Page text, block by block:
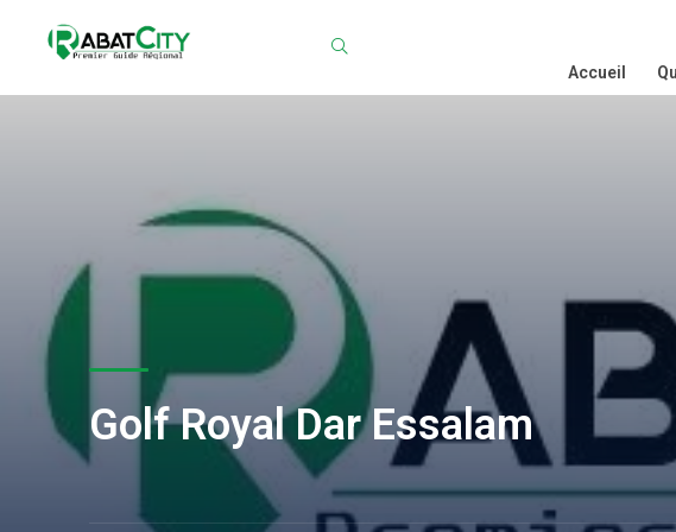
Accueil
Golf Royal Dar Essalam